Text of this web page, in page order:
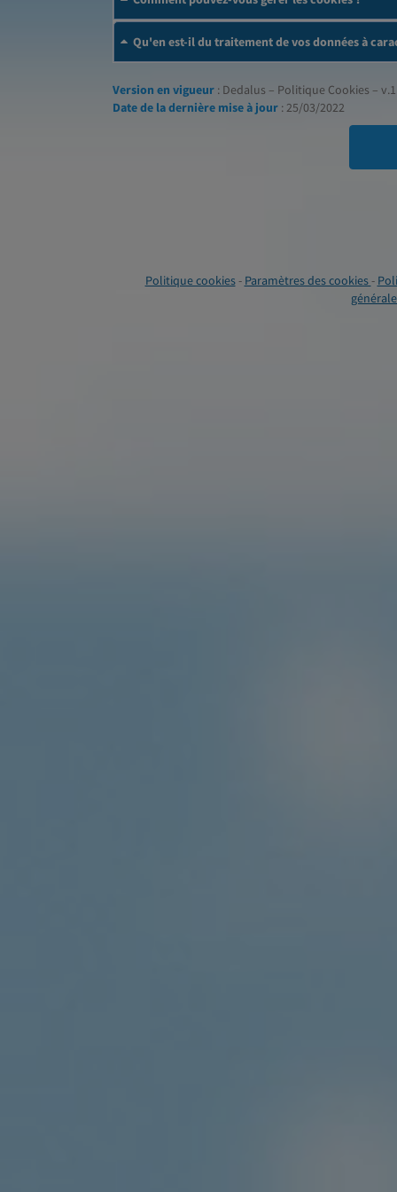
Qu'en est-il du traitement de vos données à
Version en vigueur : Dedalus – Politique Cookies –
Date de la dernière mise à jour : 25/03/2022
Politique cookies- Paramètres des cookies-